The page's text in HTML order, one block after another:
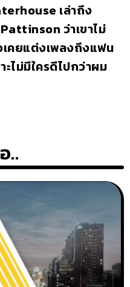
เล่าถึง
ว่าเขาไม่
เคยแต่งเพลงถึงแฟน
าะไม่มีใครดีไปกว่าผม
..